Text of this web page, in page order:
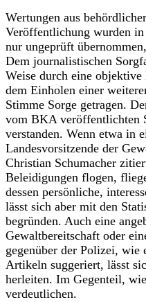
Wertungen aus
Veröffentlichung wurden
nur ungeprüft
Dem journalistischen
Weise durch eine
dem Einholen einer
Stimme Sorge getragen.
vom BKA veröffentlichten
verstanden. Wenn etwa in
Landesvorsitzende der
Christian Schumacher
Beleidigungen flogen,
dessen persönliche,
lässt sich aber mit den
begründen. Auch eine
Gewaltbereitschaft oder
gegenüber der Polizei, wie
Artikeln suggeriert, lässt
herleiten. Im Gegenteil,
verdeutlichen.